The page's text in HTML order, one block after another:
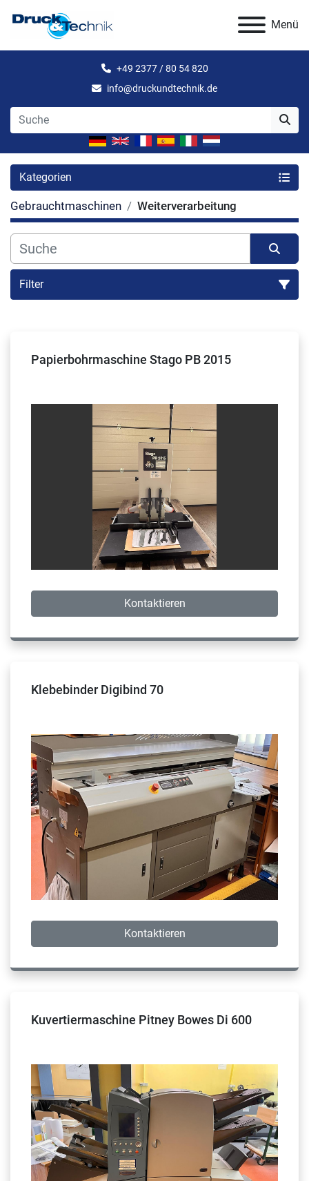
Menü
+49 2377 / 80 54 820
info@druckundtechnik.de
Kategorien
Gebrauchtmaschinen Weiterverarbeitung
Filter
Papierbohrmaschine Stago PB 2015
Kontaktieren
Klebebinder Digibind 70
Kontaktieren
Kuvertiermaschine Pitney Bowes Di 600